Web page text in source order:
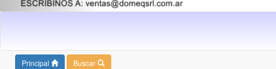
Principal Buscar